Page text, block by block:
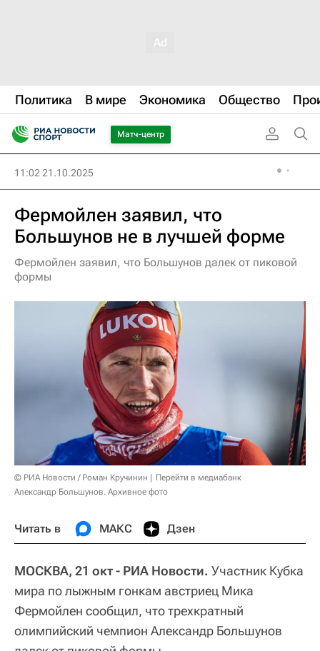
Политика В мире Экономика Общество
Матч-центр
11:02 21.10.2025
Фермойлен заявил, что
Большунов не в лучшей форме
Фермойлен заявил, что Большунов далек от пиковой
формы
© РИА Новости / Роман Кручинин
Перейти в медиабанк
Александр Большунов. Архивное фото
Читать в МАКС Дзен
МОСКВА, 21 окт - РИА Новости. Участник Кубка
мира по лыжным гонкам австриец Мика
Фермойлен сообщил, что трехкратный
олимпийский чемпион Александр Большунов